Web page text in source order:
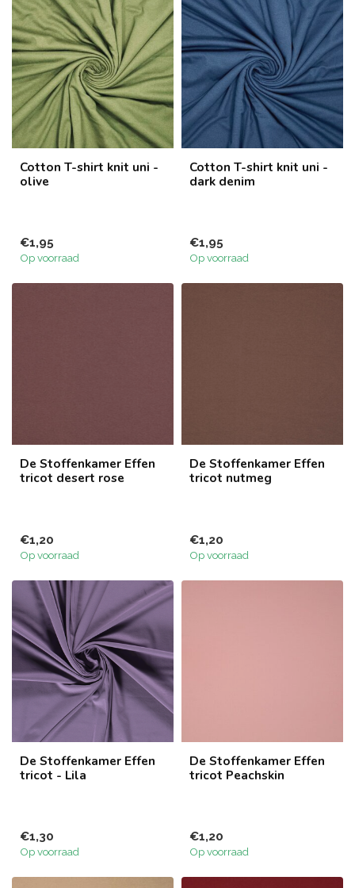
Cotton T-shirt knit uni -
olive
€1,95
Op voorraad
Cotton T-shirt knit uni -
dark denim
€1,95
Op voorraad
De Stoffenkamer Effen
tricot desert rose
€1,20
Op voorraad
De Stoffenkamer Effen
tricot nutmeg
€1,20
Op voorraad
De Stoffenkamer Effen
tricot - Lila
€1,30
Op voorraad
De Stoffenkamer Effen
tricot Peachskin
€1,20
Op voorraad